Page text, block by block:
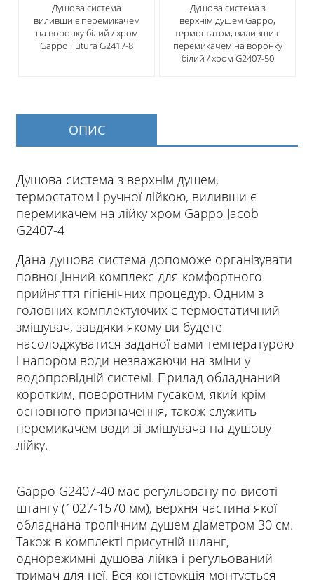
Душова система
виливши є перемикачем
на воронку білий / хром
Gappo Futura G2417-8
Душова система з
верхнім душем Gappo,
термостатом, виливши є
перемикачем на воронку
білий / хром G2407-50
ОПИС
Душова система з верхнім душем,
термостатом і ручної лійкою, виливши є
перемикачем на лійку хром Gappo Jacob
G2407-4
Дана душова система допоможе організувати
повноцінний комплекс для комфортного
прийняття гігієнічних процедур. Одним з
головних комплектуючих є термостатичний
змішувач, завдяки якому ви будете
насолоджуватися заданої вами температурою
і напором води незважаючи на зміни у
водопровідній системі. Прилад обладнаний
коротким, поворотним гусаком, який крім
основного призначення, також служить
перемикачем води зі змішувача на душову
лійку.
Gappo G2407-40 має регульовану по висоті
штангу (1027-1570 мм), верхня частина якої
обладнана тропічним душем діаметром 30 см.
Також в комплекті присутній шланг,
однорежимні душова лійка і регульований
тримач для неї. Вся конструкція монтується